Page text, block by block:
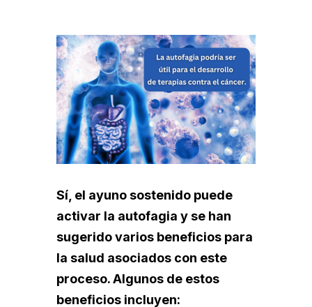
Sí, el ayuno sostenido puede
activar la autofagia y se han
sugerido varios beneficios para
la salud asociados con este
proceso. Algunos de estos
beneficios incluyen: